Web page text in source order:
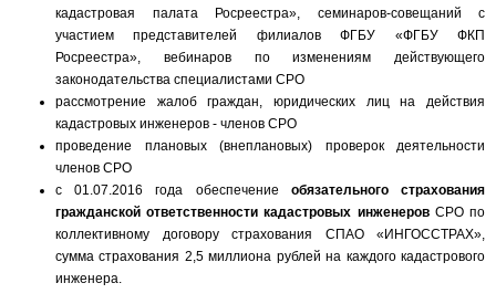
кадастровая палата Росреестра», семинаров-совещаний с
участием представителей филиалов ФГБУ «ФГБУ ФКП
Росреестра», вебинаров по изменениям действующего
законодательства специалистами СРО
рассмотрение жалоб граждан, юридических лиц на действия
кадастровых инженеров - членов СРО
проведение плановых (внеплановых) проверок деятельности
членов СРО
с 01.07.2016 года обеспечение обязательного
страхования
гражданской ответственности кадастровых инженеровСРО по
коллективному договору страхования СПАО «ИНГОССТРАХ»,
сумма страхования 2,5 миллиона рублей на каждого кадастрового
инженера.